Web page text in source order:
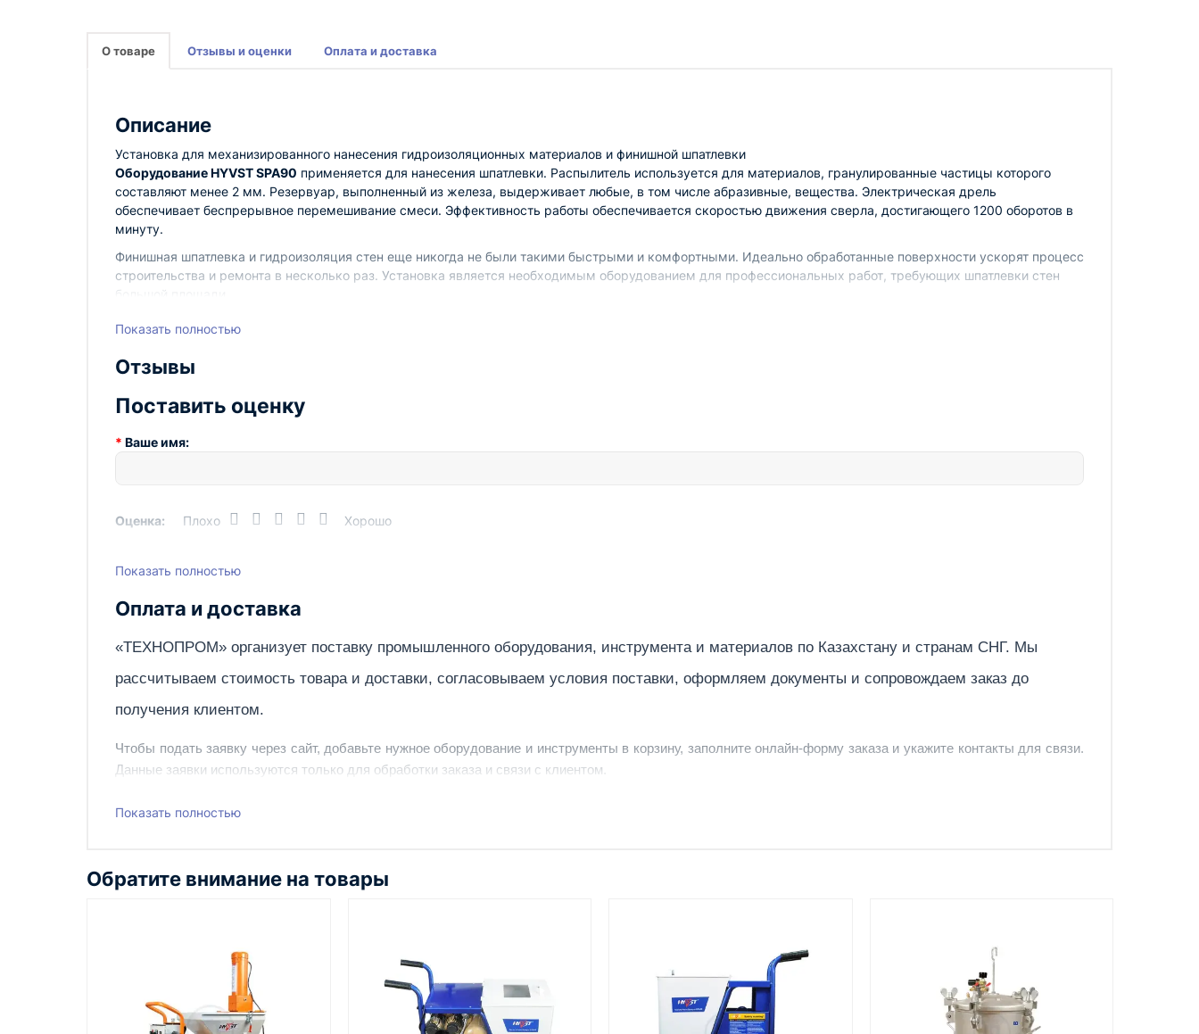
О товаре Отзывы и оценки Оплата и доставка
Описание
Установка для механизированного нанесения гидроизоляционных материалов и финишной шпатлевки
Оборудование HYVST SPA90 применяется для нанесения шпатлевки. Распылитель используется для материалов, гранулированные частицы которого
составляют менее 2 мм. Резервуар, выполненный из железа, выдерживает любые, в том числе абразивные, вещества. Электрическая дрель
обеспечивает беспрерывное перемешивание смеси. Эффективность работы обеспечивается скоростью движения сверла, достигающего 1200 оборотов в
минуту.
Финишная шпатлевка и гидроизоляция стен еще никогда не были такими быстрыми и комфортными. Идеально обработанные поверхности ускорят процесс
строительства и ремонта в несколько раз. Установка является необходимым оборудованием для профессиональных работ, требующих шпатлевки стен
большой площади.
Допустимо использовать вещества любой степени вязкости. После завершения эксплуатации необходимо прочистить все внутренние элементы. В состав
Показать полностью
Отзывы
Поставить оценку
Ваше имя:
Оценка: Плохо Хорошо
Написать отзыв
Показать полностью
Оплата и доставка
«ТЕХНОПРОМ» организует поставку промышленного оборудования, инструмента и материалов по Казахстану и странам СНГ. Мы
рассчитываем стоимость товара и доставки, согласовываем условия поставки, оформляем документы и сопровождаем заказ до
получения клиентом.
Чтобы подать заявку через сайт, добавьте нужное оборудование и инструменты в корзину, заполните онлайн-форму заказа и укажите контакты для связи.
Данные заявки используются только для обработки заказа и связи с клиентом.
Наш сотрудник свяжется с вами, чтобы подтвердить заявку, уточнить детали, рассчитать стоимость поставки и предложить удобный вариант доставки.
города и регионы
большинству поставок
сопроводительные материалы
Показать полностью
Обратите внимание на товары